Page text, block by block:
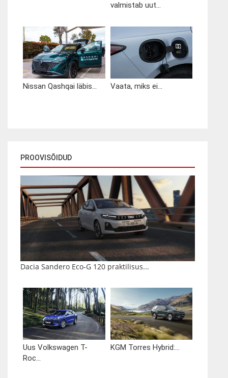
valmistab uut...
Nissan Qashqai läbis... Vaata, miks ei...
PROOVISÕIDUD
Dacia Sandero Eco-G 120 praktilisus...
Uus Volkswagen T-
Roc...
KGM Torres Hybrid:...